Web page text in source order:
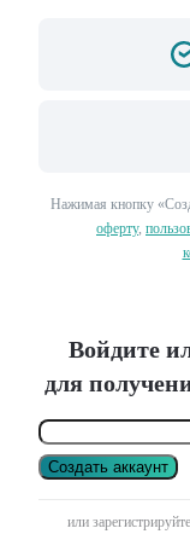
Нажимая кнопку
оферту,
Войдите
для
Создать аккаунт
или